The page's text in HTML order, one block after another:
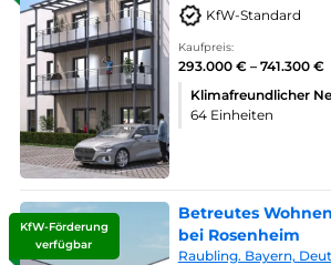
KfW-Standard
Kaufpreis:
293.000 € – 741.300 €
Klimafreundlicher
64 Einheiten
KfW-Förderung
verfügbar
Betreutes
bei Rosenheim
Raubling. Bayern,